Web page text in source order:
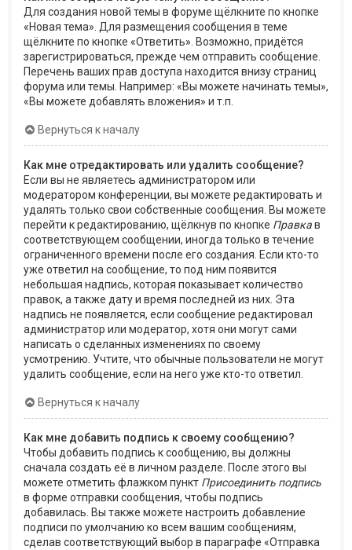
Для создания новой темы в форуме щёлкните по кнопке
«Новая тема». Для размещения сообщения в теме
щёлкните по кнопке «Ответить». Возможно, придётся
зарегистрироваться, прежде чем отправить сообщение.
Перечень ваших прав доступа находится внизу страниц
форума или темы. Например: «Вы можете начинать темы»,
«Вы можете добавлять вложения» и т.п.
Вернуться к началу
Как мне отредактировать или удалить сообщение?
Если вы не являетесь администратором или
модератором конференции, вы можете редактировать и
удалять только свои собственные сообщения. Вы можете
перейти к редактированию, щёлкнув по кнопке Правкав
соответствующем сообщении, иногда только в течение
ограниченного времени после его создания. Если кто-то
уже ответил на сообщение, то под ним появится
небольшая надпись, которая показывает количество
правок, а также дату и время последней из них. Эта
надпись не появляется, если сообщение редактировал
администратор или модератор, хотя они могут сами
написать о сделанных изменениях по своему
усмотрению. Учтите, что обычные пользователи не могут
удалить сообщение, если на него уже кто-то ответил.
Вернуться к началу
Как мне добавить подпись к своему сообщению?
Чтобы добавить подпись к сообщению, вы должны
сначала создать её в личном разделе. После этого вы
можете отметить флажком пункт Присоединить подпись
в форме отправки сообщения, чтобы подпись
добавилась. Вы также можете настроить добавление
подписи по умолчанию ко всем вашим сообщениям,
сделав соответствующий выбор в параграфе «Отправка